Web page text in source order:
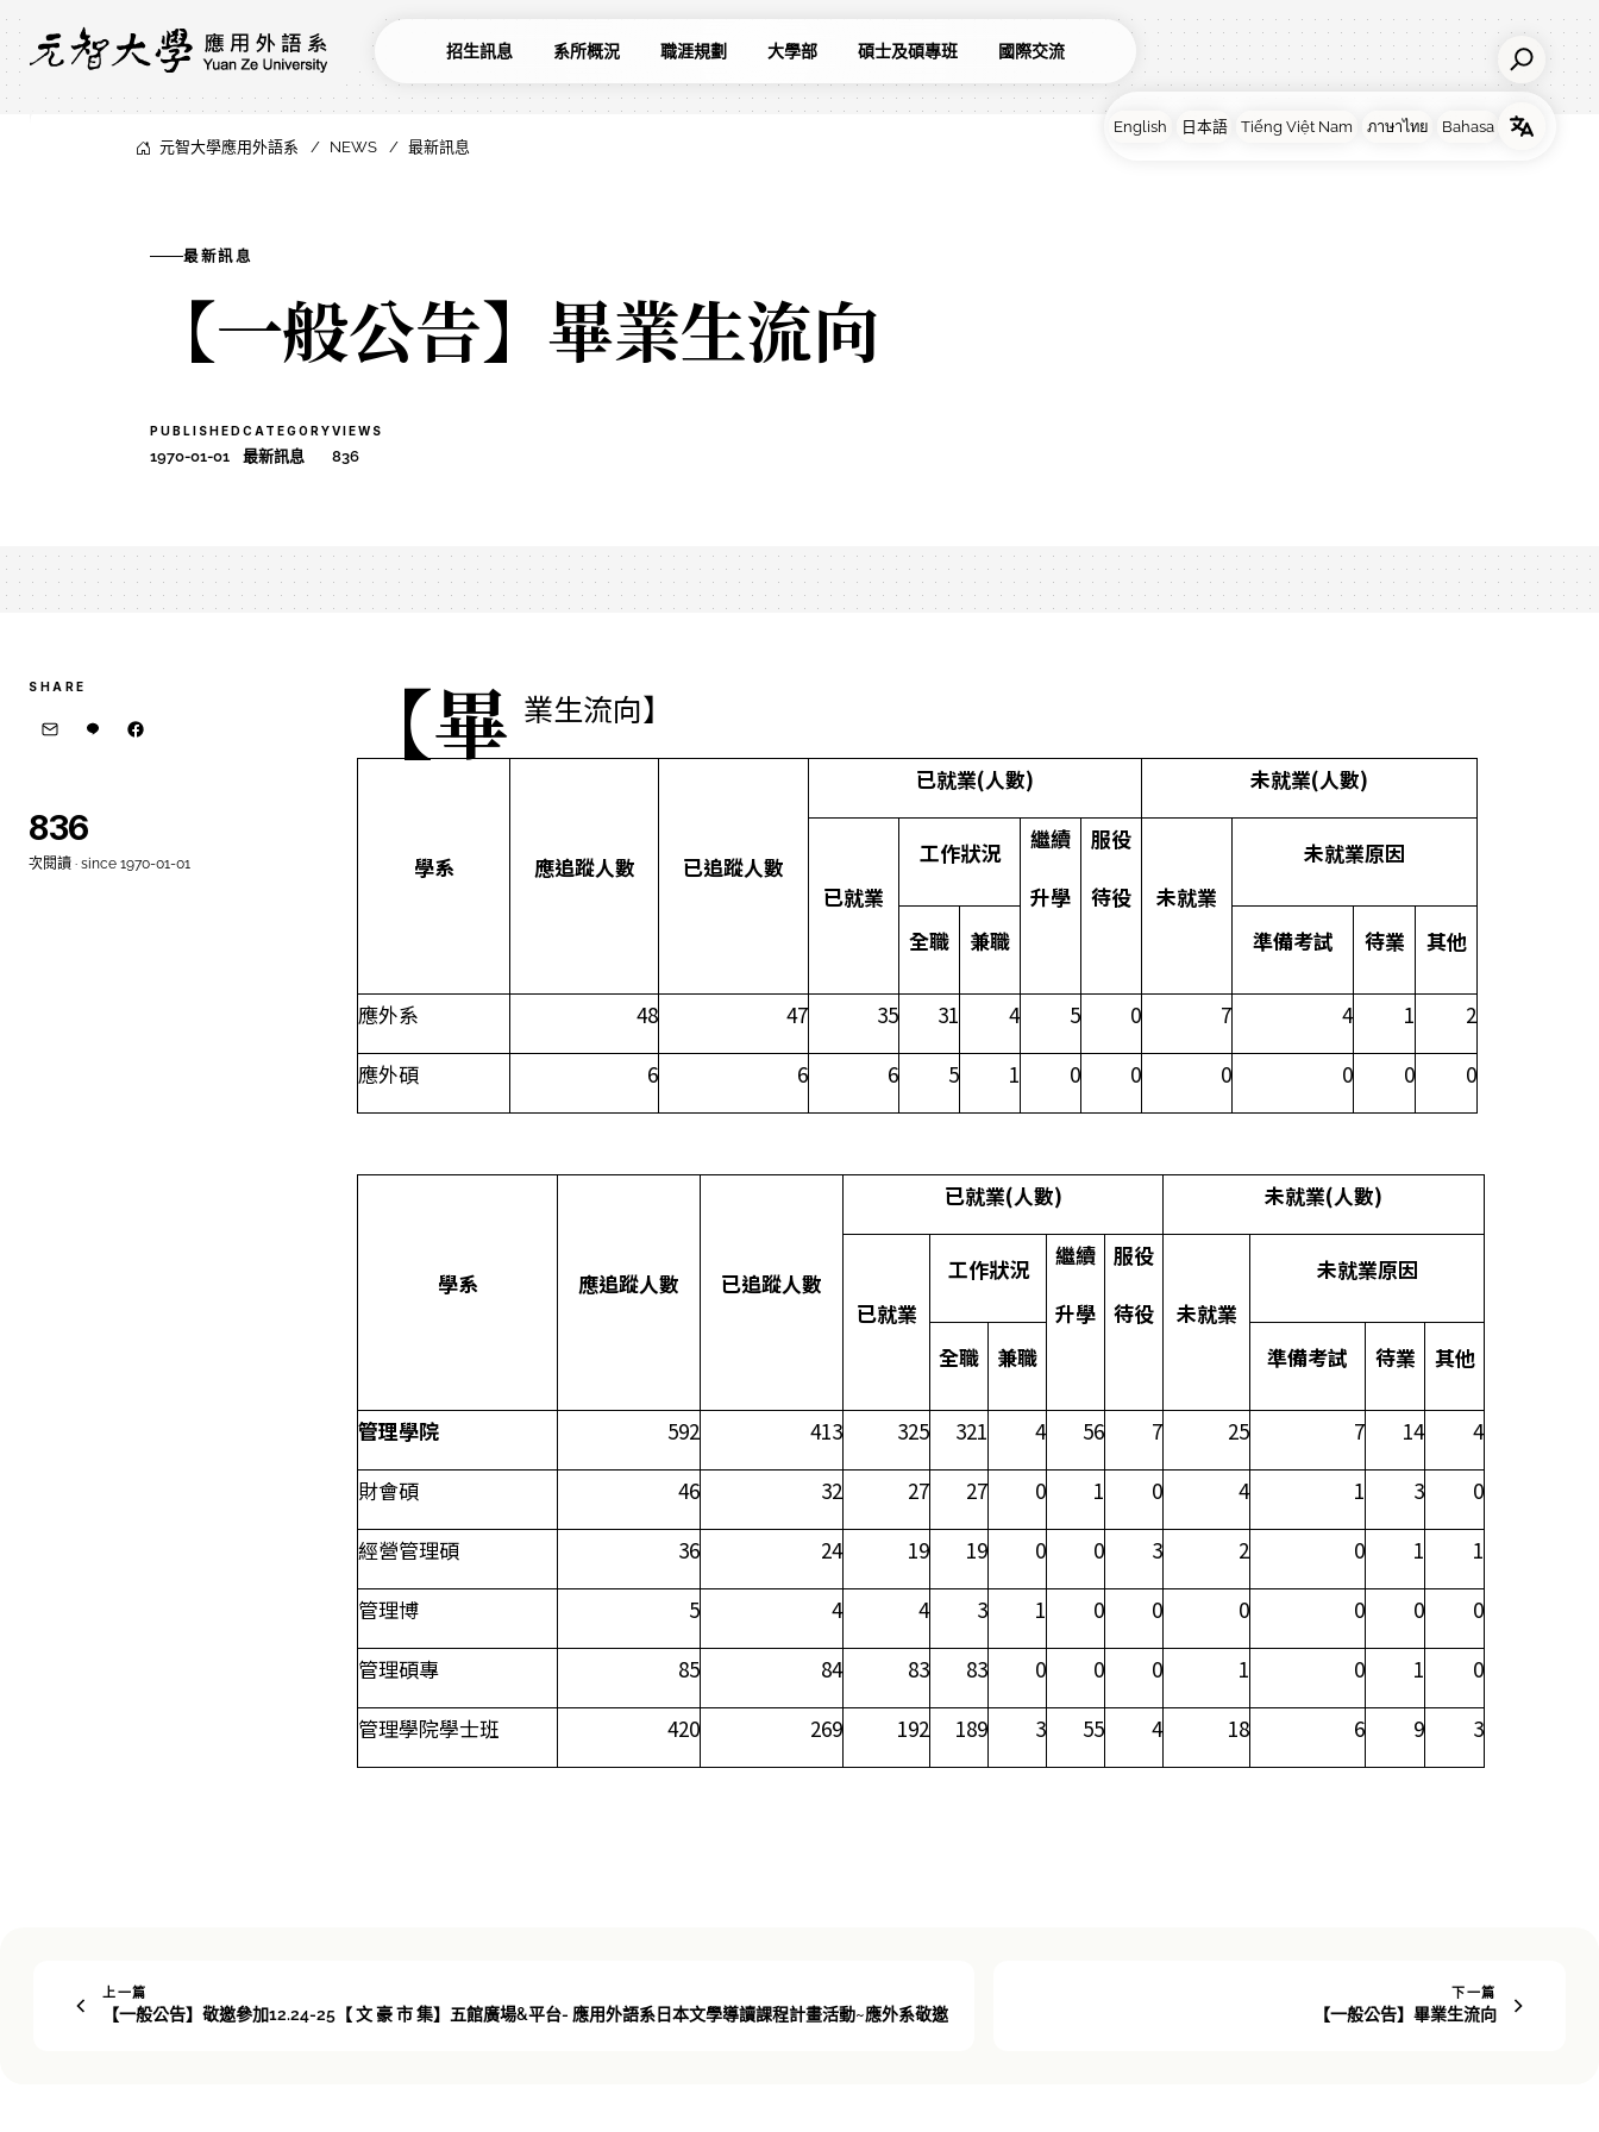
招生訊息 系所概況 職涯規劃 大學部 碩士及碩專班 國際交流
元智大學應用外語系 NEWS 最新訊息
最新訊息
【一般公告】畢業生流向
PUBLISHED
1970-01-01
CATEGORY
最新訊息
VIEWS
836
SHARE
836
次閱讀 · since 1970-01-01
【畢 業生流向】
學系 應追蹤人數 已追蹤人數
已就業(人數) 未就業(人數)
已就業
工作狀況
繼續
升學
服役
待役
未就業
未就業原因
全職 兼職 準備考試 待業 其他
應外系 48 47 35 31 4 5 0 7 4 1
2
應外碩
6 6 6 5 1 0 0 0 0 0 0
學系 應追蹤人數 已追蹤人數
已就業(人數) 未就業(人數)
已就業
工作狀況
繼續
升學
服役
待役
未就業
未就業原因
全職 兼職 準備考試 待業 其他
管理學院 592 413 325 321 4 56 7 25 7 14
4
財會碩
46 32 27 27 0 1 0 4 1 3
0
經營管理碩
36 24 19 19 0 0 3 2 0 1
1
管理博
5 4 4 3 1 0 0 0 0 0
0
管理碩專
85 84 83 83 0 0 0 1 0 1
0
管理學院學士班
420 269 192 189 3 55 4 18 6 9 3
上一篇
【一般公告】敬邀參加12.24-25【 文 豪 市 集】五館廣場&平台- 應用外語系日本文學導讀課程計畫活動~應外系敬邀
下一篇
【一般公告】畢業生流向